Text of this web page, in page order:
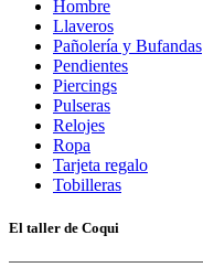
Hombre
Llaveros
Pañolería y Bufandas
Pendientes
Piercings
Pulseras
Relojes
Ropa
Tarjeta regalo
Tobilleras
El taller de Coqui